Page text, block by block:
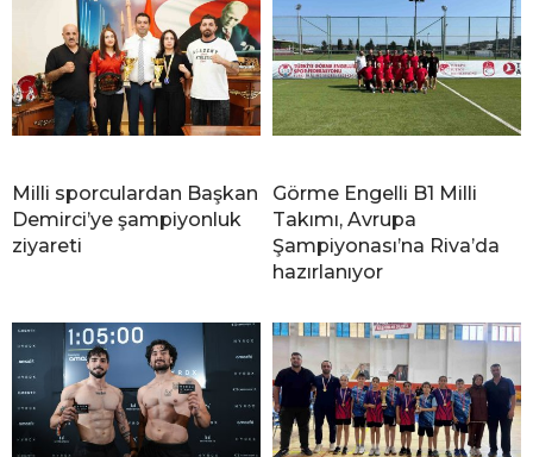
Milli sporculardan Başkan
Demirci’ye şampiyonluk
ziyareti
Görme Engelli B1 Milli
Takımı, Avrupa
Şampiyonası’na Riva’da
hazırlanıyor